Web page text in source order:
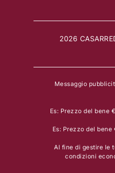
2026
Messaggio
Es: Prezzo del bene
Es: Prezzo del
Al fine di gestire le
condizioni